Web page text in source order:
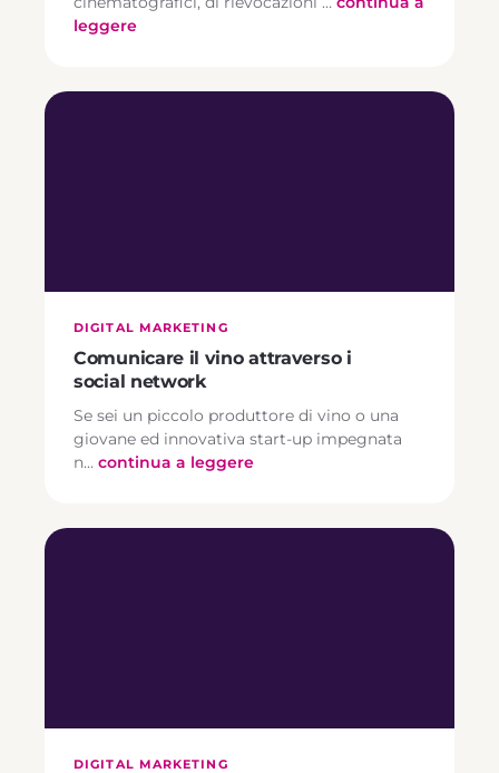
leggere
DIGITAL MARKETING
Comunicare il vino attraverso i
social network
Se sei un piccolo produttore di vino o una
giovane ed innovativa start-up impegnata
n… continua a leggere
DIGITAL MARKETING